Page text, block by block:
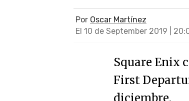
Por Oscar Martínez
El 10 de September 2019 |
Square Enix
First
diciembre.